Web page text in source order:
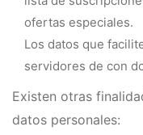
ofertas especiales.
Los datos que
servidores de con
Existen otras
datos personales: